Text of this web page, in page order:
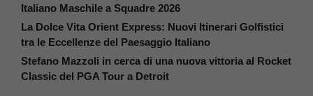
Italiano Maschile a Squadre 2026
La Dolce Vita Orient Express: Nuovi Itinerari Golfistici
tra le Eccellenze del Paesaggio Italiano
Stefano Mazzoli in cerca di una nuova vittoria al Rocket
Classic del PGA Tour a Detroit